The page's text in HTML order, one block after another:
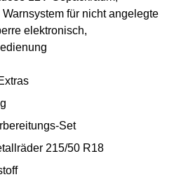
für nicht angelegte
elektronisch,
Set
215/50 R18